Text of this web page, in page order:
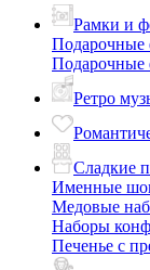
Рамки и
Подарочные
Подарочные
Ретро
Сладкие
Именные
Медовые
Наборы
Печенье с